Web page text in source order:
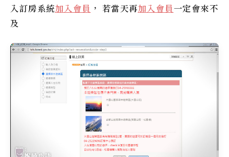
入訂房系統加入會員 ， 若當天再加入會員一定會來不
及